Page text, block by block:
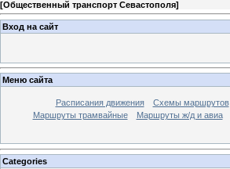
[Общественный транспорт Севастополя]
Вход на сайт
Меню сайта
Расписания движения Схемы маршрутов
Маршруты трамвайные
Маршруты ж/д и авиа
Categories